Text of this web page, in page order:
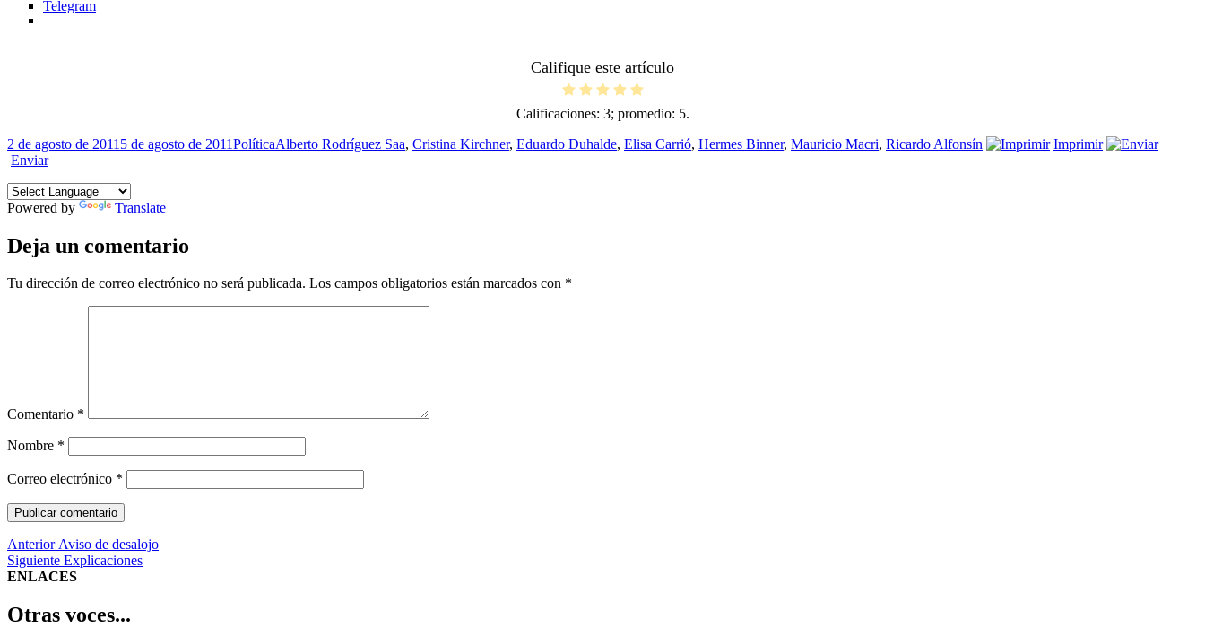
Telegram
Califique este artículo
Calificaciones: 3; promedio: 5.
Publicado
el
2 de agosto de 2011 5 de agosto de 2011Categorías
PolíticaEtiquetas
Alberto Rodríguez Saa, Cristina Kirchner, Eduardo Duhalde, Elisa Carrió, Hermes Binner, Mauricio Macri, Ricardo Alfonsín
Imprimir
Enviar
Powered by Translate
Deja un comentario
Tu dirección de correo electrónico no será publicada. Los campos obligatorios están marcados con *
Comentario *
Nombre *
Correo electrónico *
Navegación
de
Anterior Entrada
anterior:
Aviso de desalojo
Siguiente Entrada
siguiente:
Explicaciones
ENLACES
Otras voces...